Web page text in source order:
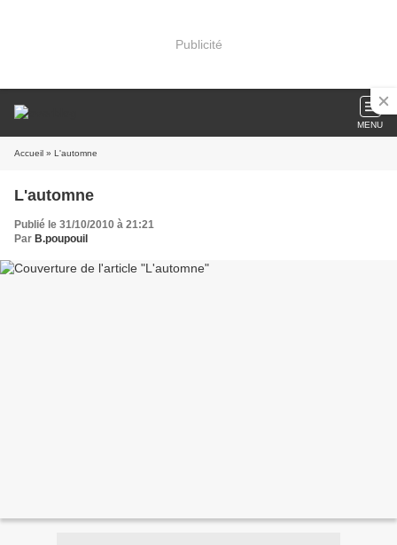
Publicité
MENU
Accueil » L'automne
L'automne
Publié le 31/10/2010 à 21:21
Par B.poupouil